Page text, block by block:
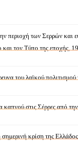
περιοχή των Σερρών και
και τον Τύπο της εποχής,
του λαϊκού
καπνού στις Σέρρες από
κρίση της Ελλάδος